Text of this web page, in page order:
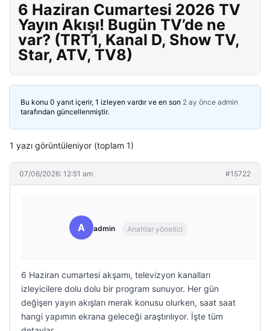
6 Haziran Cumartesi 2026 TV
Yayın Akışı! Bugün TV’de ne
var? (TRT1, Kanal D, Show TV,
Star, ATV, TV8)
Bu konu 0 yanıt içerir, 1 izleyen vardır ve en son 2 ay önce admin
tarafından güncellenmiştir.
1 yazı görüntüleniyor (toplam 1)
07/06/2026: 12:51 am #15722
A admin Anahtar yönetici
6 Haziran cumartesi akşamı, televizyon kanalları
izleyicilere dolu dolu bir program sunuyor. Her gün
değişen yayın akışları merak konusu olurken, saat saat
hangi yapımın ekrana geleceği araştırılıyor. İşte tüm